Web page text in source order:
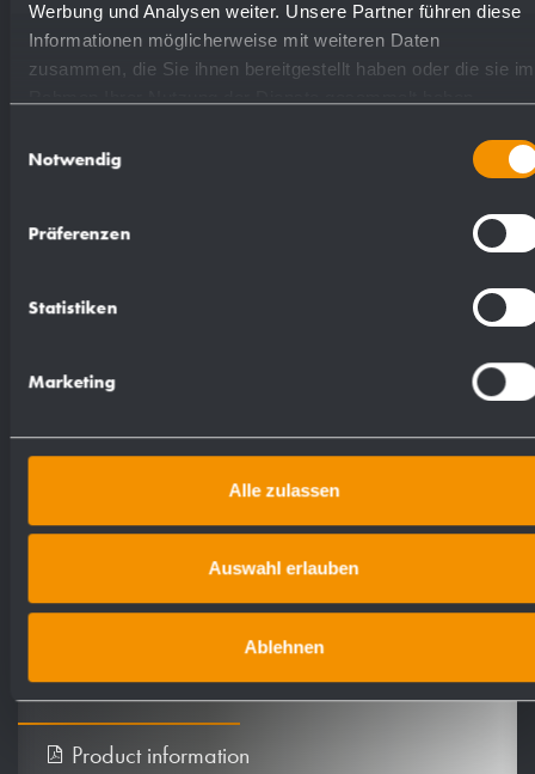
Werbung und Analysen weiter. Unsere Partner führen diese
Informationen möglicherweise mit weiteren Daten
zusammen, die Sie ihnen bereitgestellt haben oder die sie im
Notwendig
Präferenzen
Statistiken
Marketing
Alle zulassen
Auswahl erlauben
Ablehnen
Suggested text for specifications:
Waste basket in chrome-plated steel wire for
counter- or surface mounting or floor
work. Fastening eyes in second row for invisible
Article No. WP196
Downloads
Product information